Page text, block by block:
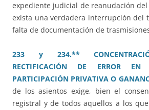
expediente judicial de reanudación
exista una verdadera interrupción del
falta de documentación de
233 y 234.**
RECTIFICACIÓN DE ERROR
PARTICIPACIÓN PRIVATIVA O
de los asientos exige, bien el
registral y de todos aquellos a los